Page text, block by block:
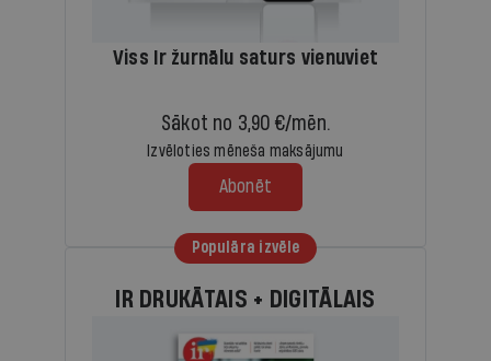
Viss Ir žurnālu saturs vienuviet
Sākot no 3,90 €/mēn.
Izvēloties mēneša maksājumu
Abonēt
Populāra izvēle
IR DRUKĀTAIS + DIGITĀLAIS